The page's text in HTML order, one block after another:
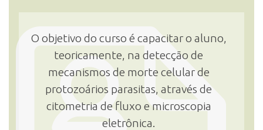
O objetivo do curso é capacitar o aluno,
teoricamente, na detecção de
mecanismos de morte celular de
protozoários parasitas, através de
citometria de fluxo e microscopia
eletrônica.